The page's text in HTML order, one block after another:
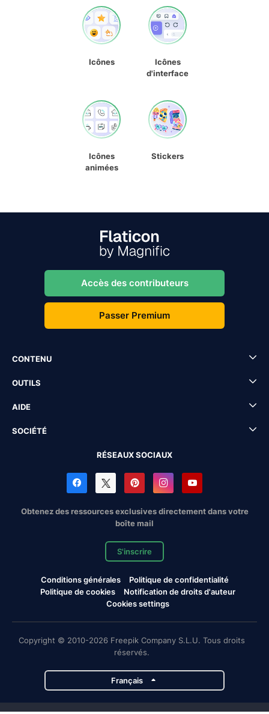
Icônes
Icônes
d'interface
Icônes
animées
Stickers
Accès des contributeurs
Passer Premium
CONTENU
OUTILS
AIDE
SOCIÉTÉ
RÉSEAUX SOCIAUX
Obtenez des ressources exclusives directement dans votre
boîte mail
S'inscrire
Conditions générales
Politique de confidentialité
Politique de cookies
Notification de droits d'auteur
Cookies settings
Copyright © 2010-2026 Freepik Company S.L.U. Tous droits
réservés.
Français